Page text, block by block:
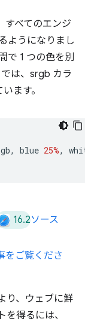
すべてのエンジ
ようになりまし
で 1 つの色を別
は、srgb カラ
ます。
, blue 25%,
16.2ソース
をご覧くださ
り、ウェブに鮮
得るには、